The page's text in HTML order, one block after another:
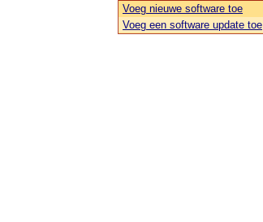
Voeg nieuwe software toe
Voeg een software update toe